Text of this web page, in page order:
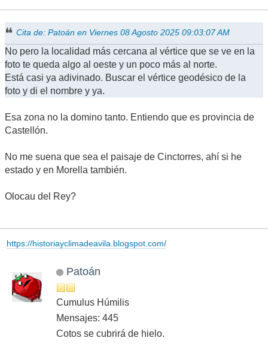
Cita de: Patoán en Viernes 08 Agosto 2025 09:03:07 AM
No pero la localidad más cercana al vértice que se ve en la
foto te queda algo al oeste y un poco más al norte.
Está casi ya adivinado. Buscar el vértice geodésico de la
foto y di el nombre y ya.
Esa zona no la domino tanto. Entiendo que es provincia de
Castellón.
No me suena que sea el paisaje de Cinctorres, ahí si he
estado y en Morella también.
Olocau del Rey?
https://historiayclimadeavila.blogspot.com/
Patoán
Cumulus Húmilis
Mensajes: 445
Cotos se cubrirá de hielo.